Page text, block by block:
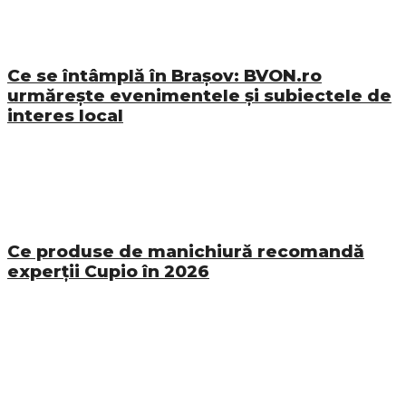
Ce se întâmplă în Brașov: BVON.ro
urmărește evenimentele și subiectele de
interes local
Ce produse de manichiură recomandă
experții Cupio în 2026